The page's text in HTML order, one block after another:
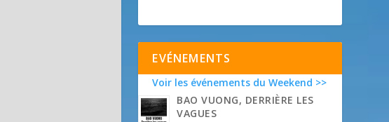
EVÉNEMENTS
Voir les événements du Weekend >>
BAO VUONG, DERRIÈRE LES
VAGUES